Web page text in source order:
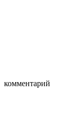
комментарий